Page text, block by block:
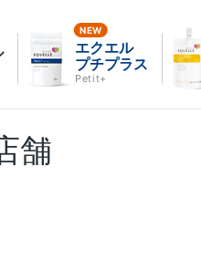
エクエル
プチプラス
Petit+
舗